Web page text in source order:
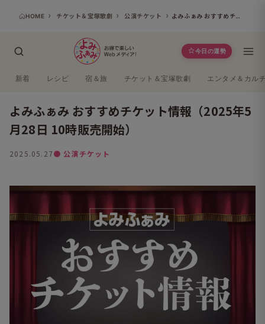
HOME チケット＆宝塚歌劇 公演チケット よみふぁみ おすすめチケット情報（2025年5月28日 10時販売開始）
今日の運勢
新着 レシピ 宿＆旅 チケット＆宝塚歌劇 エンタメ＆カル
よみふぁみ おすすめチケット情報（2025年5
月28日 10時販売開始）
2025.05.27● 公演チケット